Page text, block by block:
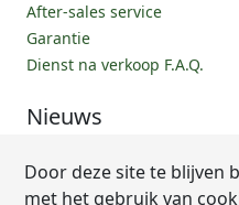
Door deze site te blijven
met het gebruik van
After-sales service
Garantie
Dienst na verkoop F.A.Q.
Nieuws
F.A.Q.